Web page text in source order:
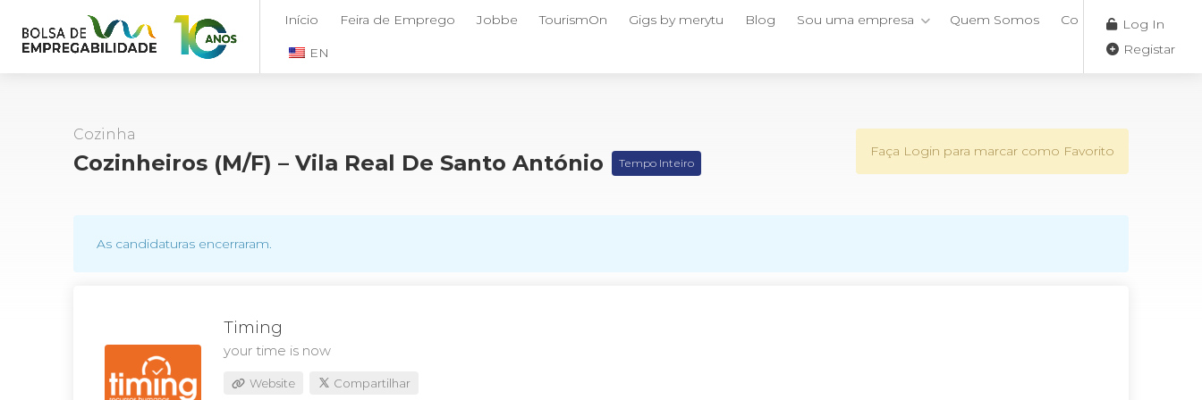
Início Feira de Emprego Jobbe TourismOn Gigs by merytu Blog Sou uma empresa Quem Somos Contactos
EN
Log In
Registar
Cozinha
Cozinheiros (M/F) – Vila Real De Santo António Tempo Inteiro
Faça Login para marcar como Favorito
As candidaturas encerraram.
Timing
your time is now
Website Compartilhar